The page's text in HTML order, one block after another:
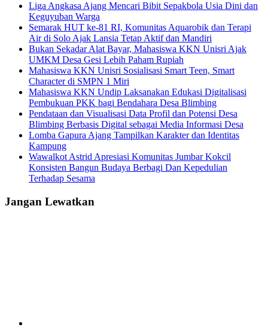
Liga Angkasa Ajang Mencari Bibit Sepakbola Usia Dini dan
Keguyuban Warga
Semarak HUT ke-81 RI, Komunitas Aquarobik dan Terapi
Air di Solo Ajak Lansia Tetap Aktif dan Mandiri
Bukan Sekadar Alat Bayar, Mahasiswa KKN Unisri Ajak
UMKM Desa Gesi Lebih Paham Rupiah
Mahasiswa KKN Unisri Sosialisasi Smart Teen, Smart
Character di SMPN 1 Miri
Mahasiswa KKN Undip Laksanakan Edukasi Digitalisasi
Pembukuan PKK bagi Bendahara Desa Blimbing
Pendataan dan Visualisasi Data Profil dan Potensi Desa
Blimbing Berbasis Digital sebagai Media Informasi Desa
Lomba Gapura Ajang Tampilkan Karakter dan Identitas
Kampung
Wawalkot Astrid Apresiasi Komunitas Jumbar Kokcil
Konsisten Bangun Budaya Berbagi Dan Kepedulian
Terhadap Sesama
Jangan Lewatkan